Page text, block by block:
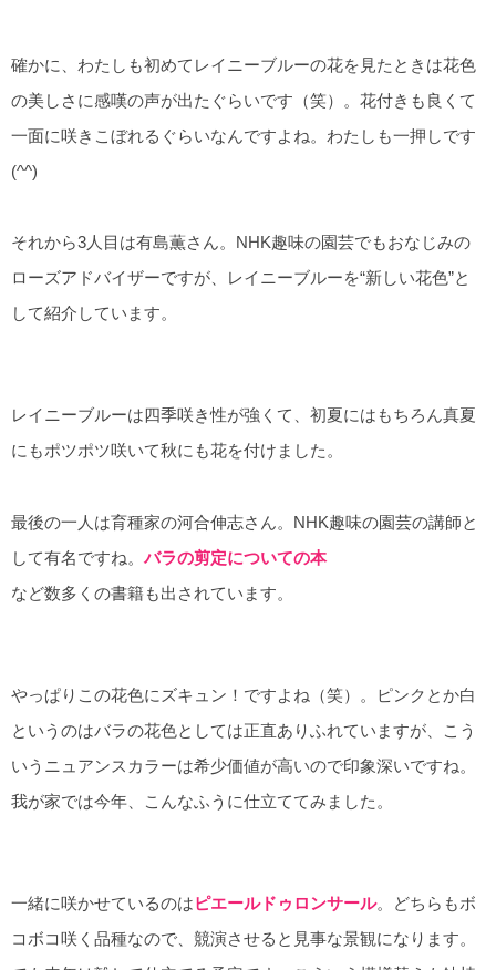
確かに、わたしも初めてレイニーブルーの花を見たときは花色
の美しさに感嘆の声が出たぐらいです（笑）。花付きも良くて
一面に咲きこぼれるぐらいなんですよね。わたしも一押しです
(^^)
それから3人目は有島薫さん。NHK趣味の園芸でもおなじみの
ローズアドバイザーですが、レイニーブルーを“新しい花色”と
して紹介しています。
レイニーブルーは四季咲き性が強くて、初夏にはもちろん真夏
にもポツポツ咲いて秋にも花を付けました。
最後の一人は育種家の河合伸志さん。NHK趣味の園芸の講師と
して有名ですね。バラの剪定についての本
など数多くの書籍も出されています。
やっぱりこの花色にズキュン！ですよね（笑）。ピンクとか白
というのはバラの花色としては正直ありふれていますが、こう
いうニュアンスカラーは希少価値が高いので印象深いですね。
我が家では今年、こんなふうに仕立ててみました。
一緒に咲かせているのはピエールドゥロンサール。どちらもボ
コボコ咲く品種なので、競演させると見事な景観になります。